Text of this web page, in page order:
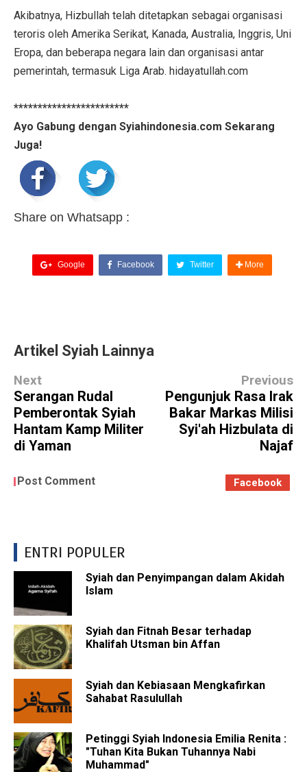
Akibatnya, Hizbullah telah ditetapkan sebagai organisasi
teroris oleh Amerika Serikat, Kanada, Australia, Inggris, Uni
Eropa, dan beberapa negara lain dan organisasi antar
pemerintah, termasuk Liga Arab. hidayatullah.com
************************
Ayo Gabung dengan Syiahindonesia.com Sekarang
Juga!
Share on Whatsapp :
Google Facebook Twitter More
Artikel Syiah Lainnya
Next
Serangan Rudal
Pemberontak Syiah
Hantam Kamp Militer
di Yaman
Previous
Pengunjuk Rasa Irak
Bakar Markas Milisi
Syi'ah Hizbulata di
Najaf
Post Comment Facebook
ENTRI POPULER
Syiah dan Penyimpangan dalam Akidah
Islam
Syiah dan Fitnah Besar terhadap
Khalifah Utsman bin Affan
Syiah dan Kebiasaan Mengkafirkan
Sahabat Rasulullah
Petinggi Syiah Indonesia Emilia Renita :
"Tuhan Kita Bukan Tuhannya Nabi
Muhammad"